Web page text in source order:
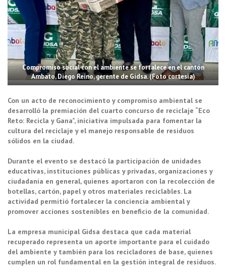
Compromiso social con el ambiente se fortalece en el cantón
Ambato, Diego Reino, gerente de Gidsa. (Foto cortesía)
Con un acto de reconocimiento y compromiso ambiental se
desarrolló la premiación del cuarto concurso de reciclaje “Eco
Reto: Recicla y Gana”, iniciativa impulsada para fomentar la
cultura del reciclaje y el manejo responsable de residuos
sólidos en la ciudad.
Durante el evento se destacó la participación de unidades
educativas, instituciones públicas y privadas, organizaciones y
ciudadanía en general, quienes aportaron con la recolección de
botellas, cartón, papel y otros materiales reciclables. La
actividad permitió fortalecer la conciencia ambiental y
promover acciones sostenibles en beneficio de la comunidad.
La empresa municipal Gidsa destaca que cada material
recuperado representa un aporte importante para el cuidado
del ambiente y también para los recicladores de base, quienes
cumplen un rol fundamental en la gestión integral de residuos.